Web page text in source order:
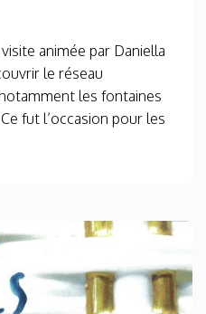
animée par Daniella
le réseau
les fontaines
fut l’occasion pour les